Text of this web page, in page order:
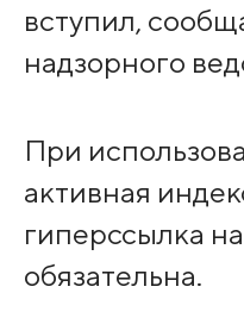
вступил,
надзорного
При
активная
гиперссылка
обязательна.